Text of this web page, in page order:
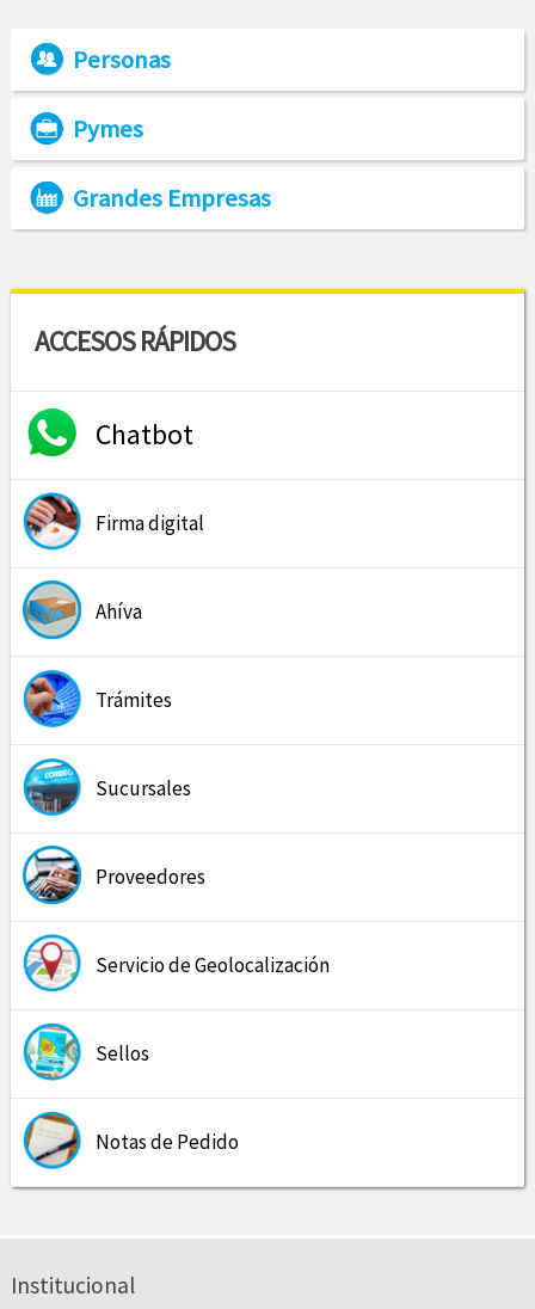
Personas
Pymes
Grandes Empresas
ACCESOS RÁPIDOS
Chatbot
Firma digital
Ahíva
Trámites
Sucursales
Proveedores
Servicio de Geolocalización
Sellos
Notas de Pedido
Institucional